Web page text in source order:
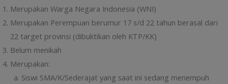
Merupakan Warga Negara Indonesia (WNI)
Merupakan Perempuan berumur 17 s/d 22 tahun berasal dari
22 target provinsi (dibuktikan oleh KTP/KK)
Belum menikah
Merupakan:
Siswi SMA/K/Sederajat yang saat ini sedang menempuh